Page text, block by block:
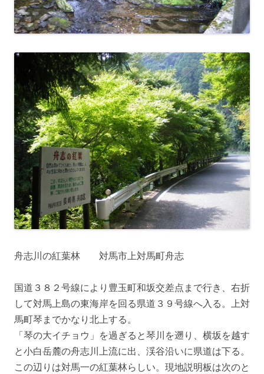
舟志川の紅葉林 対馬市上対馬町舟志
国道３８２号線により豊玉町和坂交差点まで行き、右折
して対馬上島の東海岸を回る県道３９号線へ入る。上対
馬町琴までかなり北上する。
「琴の大イチョウ」を過ぎると琴川を遡り、横坂を越す
と小白岳麓の舟志川上流に出、渓谷沿いに県道は下る。
この辺りは対馬一の紅葉林らしい。現地説明板は次のと